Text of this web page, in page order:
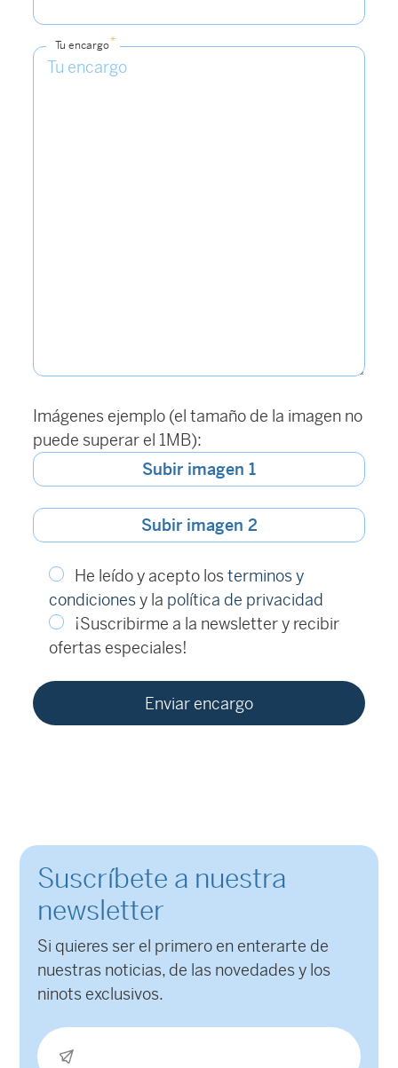
Tu encargo*
Imágenes ejemplo (el tamaño de la imagen no
puede superar el 1MB):
Subir imagen 1
Subir imagen 2
He leído y acepto losterminos y
condicionesy la política de privacidad
¡Suscribirme a la newsletter y recibir
ofertas especiales!
Suscríbete a nuestra
newsletter
Si quieres ser el primero en enterarte de
nuestras noticias, de las novedades y los
ninots exclusivos.